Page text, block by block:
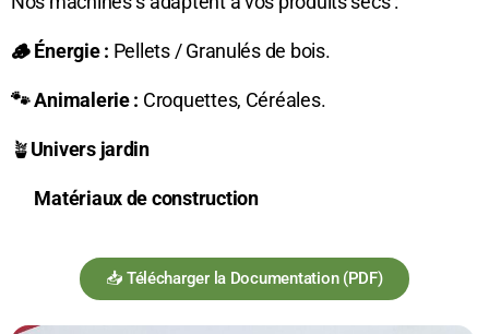
🪵 Énergie : Pellets / Granulés de bois.
🐾 Animalerie : Croquettes, Céréales.
🪴Univers jardin
Matériaux de construction
📥 Télécharger la Documentation (PDF)